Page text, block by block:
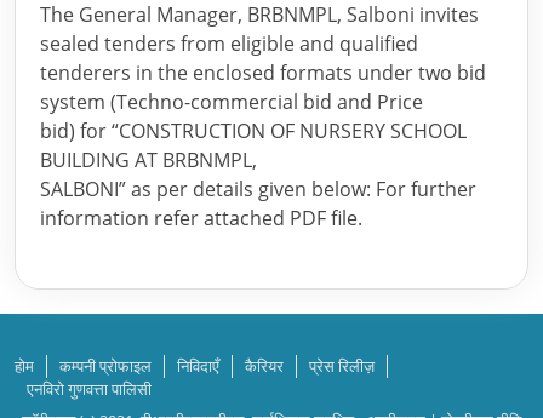
The General Manager, BRBNMPL, Salboni invites
sealed tenders from eligible and qualified
tenderers in the enclosed formats under two bid
system (Techno-commercial bid and Price
bid) for “CONSTRUCTION OF NURSERY SCHOOL
BUILDING AT BRBNMPL,
SALBONI” as per details given below: For further
information refer attached PDF file.
होम कम्पनी प्रोफाइल निविदाएँ कैरियर
प्रेस रिलीज़
एनविरो गुणवत्ता पालिसी